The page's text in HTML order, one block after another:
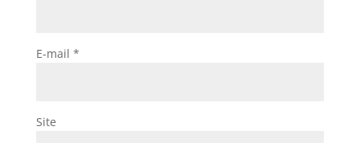
E-mail *
Site